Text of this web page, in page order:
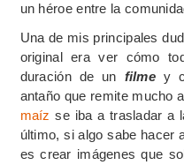
un héroe entre la
Una de mis principales
original era ver cómo
duración de un filme y
antaño que remite mucho a
maíz se iba a trasladar a
último, si algo sabe hacer
es crear imágenes que